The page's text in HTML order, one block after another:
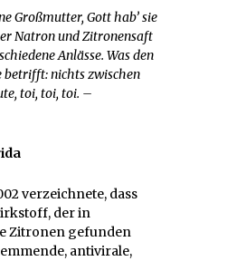
Großmutter, Gott hab’ sie
Natron und Zitronensaft
Anlässe. Was den
betrifft: nichts zwischen
toi, toi, toi. –
verzeichnete, dass
der in
Zitronen gefunden
antivirale,